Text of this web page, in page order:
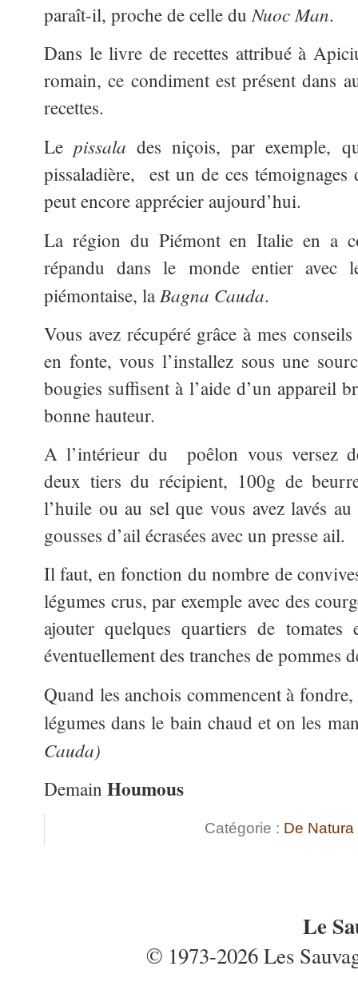
paraît-il, proche de celle duNuoc Man.
Dans le livre de recettes attribué à
romain, ce condiment est présent dans
recettes.
Lepissala des niçois, par exemple,
pissaladière, est un de ces témoignages
peut encore apprécier aujourd’hui.
La région du Piémont en Italie en a
répandu dans le monde entier avec
piémontaise, laBagna Cauda.
Vous avez récupéré grâce à mes
en fonte, vous l’installez sous une
bougies suffisent à l’aide d’un appareil
bonne hauteur.
A l’intérieur du poêlon vous versez
deux tiers du récipient, 100g de
l’huile ou au sel que vous avez lavés
gousses d’ail écrasées avec un presse ail.
Il faut, en fonction du nombre de
légumes crus, par exemple avec des
ajouter quelques quartiers de tomates
éventuellement des tranches de pommes
Quand les anchois commencent à
légumes dans le bain chaud et on les
Cauda)
Demain Houmous
Catégorie : De Natura
Le
© 1973-2026 Les